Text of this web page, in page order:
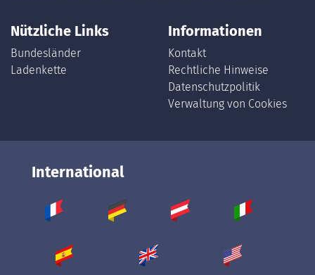
Nützliche Links
Bundesländer
Ladenkette
Informationen
Kontakt
Rechtliche Hinweise
Datenschutzpolitik
Verwaltung von Cookies
International